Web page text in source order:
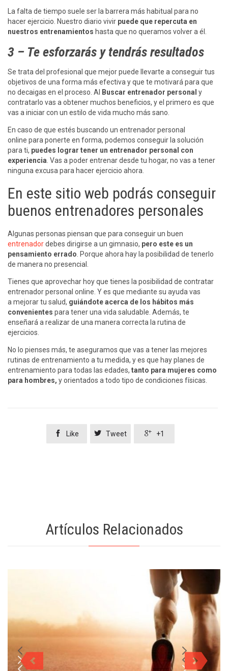
La falta de tiempo suele ser la barrera más habitual para no
hacer ejercicio. Nuestro diario vivir puede que repercuta en
nuestros entrenamientos hasta que no queramos volver a él.
3 – Te esforzarás y tendrás resultados
Se trata del profesional que mejor puede llevarte a conseguir tus
objetivos de una forma más efectiva y que te motivará para que
no decaigas en el proceso. Al Buscar entrenador personal y
contratarlo vas a obtener muchos beneficios, y el primero es que
vas a iniciar con un estilo de vida mucho más sano.
En caso de que estés buscando un entrenador personal
online para ponerte en forma, podemos conseguir la solución
para ti, puedes lograr tener un entrenador personal con
experiencia. Vas a poder entrenar desde tu hogar, no vas a tener
ninguna excusa para hacer ejercicio ahora.
En este sitio web podrás conseguir
buenos entrenadores personales
Algunas personas piensan que para conseguir un buen
entrenadordebes dirigirse a un gimnasio, pero este es un
pensamiento errado. Porque ahora hay la posibilidad de tenerlo
de manera no presencial.
Tienes que aprovechar hoy que tienes la posibilidad de contratar
entrenador personal online. Y es que mediante su ayuda vas
a mejorar tu salud, guiándote acerca de los hábitos más
convenientes para tener una vida saludable. Además, te
enseñará a realizar de una manera correcta la rutina de
ejercicios.
No lo pienses más, te aseguramos que vas a tener las mejores
rutinas de entrenamiento a tu medida, y es que hay planes de
entrenamiento para todas las edades, tanto para mujeres como
para hombres, y orientados a todo tipo de condiciones físicas.
 Like  Tweet  +1
Artículos Relacionados